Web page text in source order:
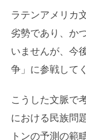
ラテンアメリカ
劣勢であり、か
いませんが、今
争」に参戦して
こうした文脈で
における民族問
トンの予測の範